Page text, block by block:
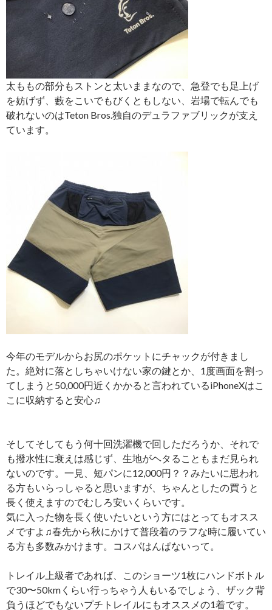
太ももの部分もストンと太いままなので、急登でも足上げ
を妨げず、藪をこいでもびくともしない、岩場で転んでも
破れないのはTeton Bros.独自のデュラファブリックが支え
ています。
今年のモデルからお尻のポケットにチャックが付きまし
た。絶対に落としちゃいけない家の鍵とか、1度画面を割っ
てしまうと50,000円近くかかると言われているiPhoneXはこ
こに収納すると安心♫
そしてそしてもう何十回洗濯機で回しただろうか、それで
も撥水性に衰えは感じず、生地がヘタることもまだ見られ
ないのです。一見、短パンに12,000円？？みたいに思われ
る方もいらっしゃると思いますが、ちゃんとしたの買うと
長く使えますのでむしろ安いくらいです。
気に入った物を長く使いたいという方にはとってもオスス
メですよ♫春先から秋にかけて普段着のラフな時に履いてい
る方も多数みかけます。コスパはんぱないって。
トレイル上級者であれば、このショーツ1枚にハンドボトル
で30〜50kmくらい行っちゃう人もいるでしょう、ザック背
負うほどでもないプチトレイルにもオススメの1着です。